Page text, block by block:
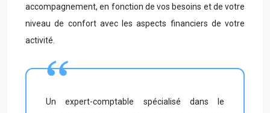
accompagnement, en fonction de vos besoins et de votre
niveau de confort avec les aspects financiers de votre
activité.
Un expert-comptable spécialisé dans le